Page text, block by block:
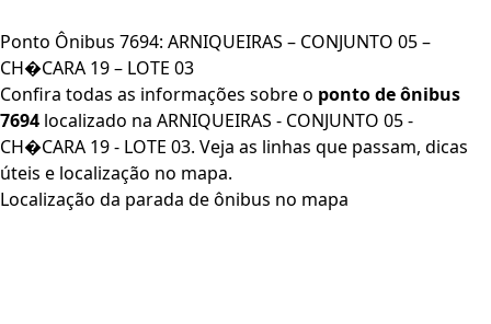
Ponto Ônibus 7694: ARNIQUEIRAS – CONJUNTO 05 –
CH�CARA 19 – LOTE 03
Confira todas as informações sobre o ponto de ônibus
7694 localizado na ARNIQUEIRAS - CONJUNTO 05 -
CH�CARA 19 - LOTE 03. Veja as linhas que passam, dicas
úteis e localização no mapa.
Localização da parada de ônibus no mapa